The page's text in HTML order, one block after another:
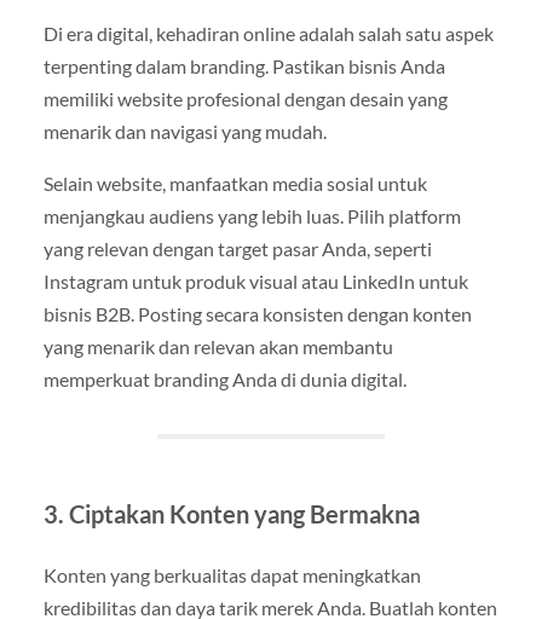
Di era digital, kehadiran online adalah salah satu aspek
terpenting dalam branding. Pastikan bisnis Anda
memiliki website profesional dengan desain yang
menarik dan navigasi yang mudah.
Selain website, manfaatkan media sosial untuk
menjangkau audiens yang lebih luas. Pilih platform
yang relevan dengan target pasar Anda, seperti
Instagram untuk produk visual atau LinkedIn untuk
bisnis B2B. Posting secara konsisten dengan konten
yang menarik dan relevan akan membantu
memperkuat branding Anda di dunia digital.
3. Ciptakan Konten yang Bermakna
Konten yang berkualitas dapat meningkatkan
kredibilitas dan daya tarik merek Anda. Buatlah konten